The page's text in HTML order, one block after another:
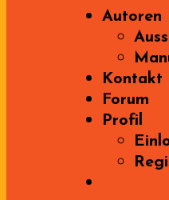
Autoren
Kontakt
Forum
Profil